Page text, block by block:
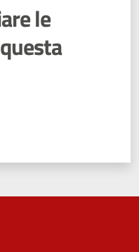
le
da 1 a 5 stelle